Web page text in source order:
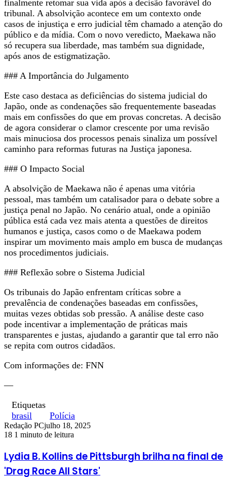
finalmente retomar sua vida após a decisão favorável do
tribunal. A absolvição acontece em um contexto onde
casos de injustiça e erro judicial têm chamado a atenção do
público e da mídia. Com o novo veredicto, Maekawa não
só recupera sua liberdade, mas também sua dignidade,
após anos de estigmatização.
### A Importância do Julgamento
Este caso destaca as deficiências do sistema judicial do
Japão, onde as condenações são frequentemente baseadas
mais em confissões do que em provas concretas. A decisão
de agora considerar o clamor crescente por uma revisão
mais minuciosa dos processos penais sinaliza um possível
caminho para reformas futuras na Justiça japonesa.
### O Impacto Social
A absolvição de Maekawa não é apenas uma vitória
pessoal, mas também um catalisador para o debate sobre a
justiça penal no Japão. No cenário atual, onde a opinião
pública está cada vez mais atenta a questões de direitos
humanos e justiça, casos como o de Maekawa podem
inspirar um movimento mais amplo em busca de mudanças
nos procedimentos judiciais.
### Reflexão sobre o Sistema Judicial
Os tribunais do Japão enfrentam críticas sobre a
prevalência de condenações baseadas em confissões,
muitas vezes obtidas sob pressão. A análise deste caso
pode incentivar a implementação de práticas mais
transparentes e justas, ajudando a garantir que tal erro não
se repita com outros cidadãos.
Com informações de: FNN
—
Etiquetas
brasil
Polícia
Redação PCjulho 18, 2025
18 1 minuto de leitura
Lydia B. Kollins de Pittsburgh brilha na final de
'Drag Race All Stars'